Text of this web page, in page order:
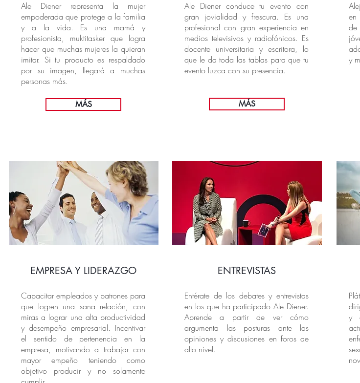
Ale Diener representa la mujer
empoderada que protege a la familia
y a la vida. Es una mamá y
profesionista, muktitasker que logra
hacer que muchas mujeres la quieran
imitar. Si tu producto es respaldado
por su imagen, llegará a muchas
personas más.
MÁS
Ale Diener conduce tu evento con
gran jovialidad y frescura. Es una
profesional con gran experiencia en
medios televisivos y radiofónicos. Es
docente universitaria y escritora, lo
que le da toda las tablas para que tu
evento luzca con su presencia.
MÁS
en
de
y
EMPRESA Y LIDERAZGO
Capacitar empleados y patrones para
que logren una sana relación, con
miras a lograr una alta productividad
y desempeño empresarial. Incentivar
el sentido de pertenencia en la
empresa, motivando a trabajar con
mayor empeño teniendo como
objetivo producir y no solamente
ENTREVISTAS
Entérate de los debates y entrevistas
en los que ha participado Ale Diener.
Aprende a partir de ver cómo
argumenta las posturas ante las
opiniones y discusiones en foros de
alto nivel.
y